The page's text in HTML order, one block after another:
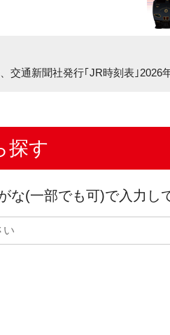
交通新聞社発行｢JR時刻表｣2026
探す
な(一部でも可)で入力し